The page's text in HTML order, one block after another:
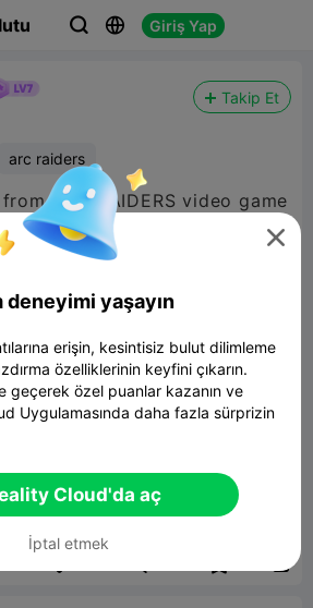
  Giriş Yap
Takip Et
arc raiders
ARC RAIDERS video game
00:20



deneyimi yaşayın
erişin, kesintisiz bulut dilimleme
özelliklerinin keyfini çıkarın.
geçerek özel puanlar kazanın ve
Uygulamasında daha fazla sürprizin
Cloud'da aç
İptal etmek